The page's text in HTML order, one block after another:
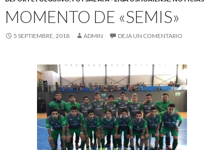
MOMENTO DE «SEMIS»
5 SEPTIEMBRE, 2018 ADMIN DEJA UN COMENTARIO